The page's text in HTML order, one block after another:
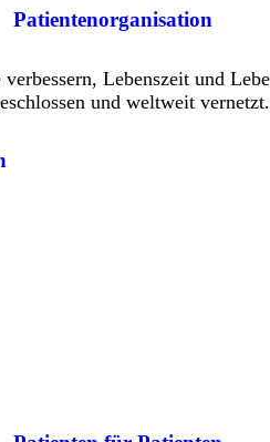
Patientenorganisation
Lebenszeit und
und weltweit